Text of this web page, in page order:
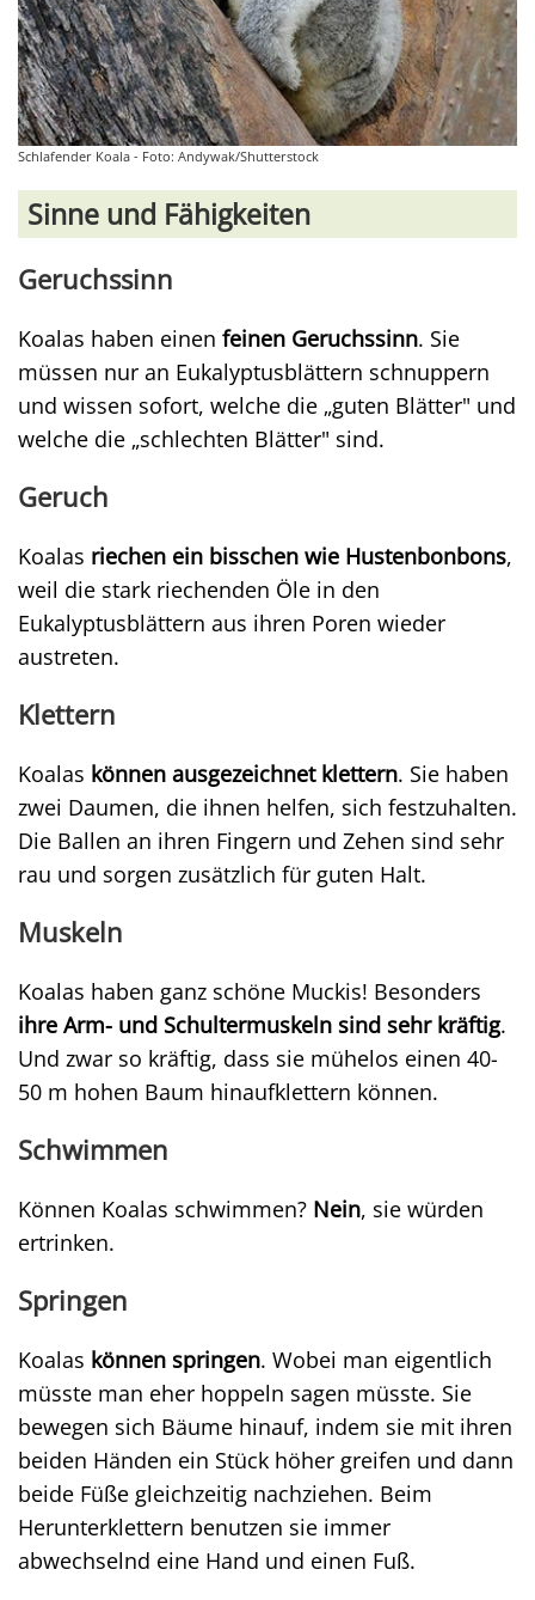
Schlafender Koala - Foto: Andywak/Shutterstock
Sinne und Fähigkeiten
Geruchssinn
Koalas haben einen feinen Geruchssinn. Sie
müssen nur an Eukalyptusblättern schnuppern
und wissen sofort, welche die „guten Blätter" und
welche die „schlechten Blätter" sind.
Geruch
Koalas riechen ein bisschen wie Hustenbonbons,
weil die stark riechenden Öle in den
Eukalyptusblättern aus ihren Poren wieder
austreten.
Klettern
Koalas können ausgezeichnet klettern. Sie haben
zwei Daumen, die ihnen helfen, sich festzuhalten.
Die Ballen an ihren Fingern und Zehen sind sehr
rau und sorgen zusätzlich für guten Halt.
Muskeln
Koalas haben ganz schöne Muckis! Besonders
ihre Arm- und Schultermuskeln sind sehr kräftig.
Und zwar so kräftig, dass sie mühelos einen 40-
50 m hohen Baum hinaufklettern können.
Schwimmen
Können Koalas schwimmen? Nein, sie würden
ertrinken.
Springen
Koalas können springen. Wobei man eigentlich
müsste man eher hoppeln sagen müsste. Sie
bewegen sich Bäume hinauf, indem sie mit ihren
beiden Händen ein Stück höher greifen und dann
beide Füße gleichzeitig nachziehen. Beim
Herunterklettern benutzen sie immer
abwechselnd eine Hand und einen Fuß.